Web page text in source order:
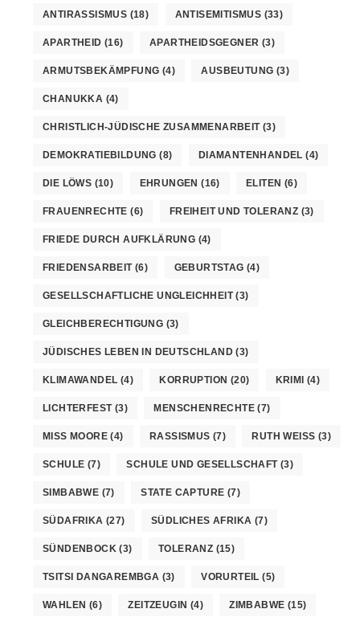
ANTIRASSISMUS (18) ANTISEMITISMUS (33)
APARTHEID (16) APARTHEIDSGEGNER (3)
ARMUTSBEKÄMPFUNG (4) AUSBEUTUNG (3)
CHANUKKA (4)
CHRISTLICH-JÜDISCHE ZUSAMMENARBEIT(3)
DEMOKRATIEBILDUNG (8) DIAMANTENHANDEL (4)
DIE LÖWS (10) EHRUNGEN (16) ELITEN (6)
FRAUENRECHTE (6) FREIHEIT UND TOLERANZ (3)
FRIEDE DURCH AUFKLÄRUNG (4)
FRIEDENSARBEIT(6) GEBURTSTAG (4)
GESELLSCHAFTLICHE UNGLEICHHEIT(3)
GLEICHBERECHTIGUNG (3)
JÜDISCHES LEBEN IN DEUTSCHLAND (3)
KLIMAWANDEL (4) KORRUPTION (20) KRIMI (4)
LICHTERFEST(3) MENSCHENRECHTE(7)
MISS MOORE (4) RASSISMUS (7) RUTH WEISS (3)
SCHULE (7) SCHULE UND GESELLSCHAFT(3)
SIMBABWE (7) STATE CAPTURE (7)
SÜDAFRIKA (27) SÜDLICHES AFRIKA (7)
SÜNDENBOCK (3) TOLERANZ (15)
TSITSI DANGAREMBGA (3) VORURTEIL (5)
WAHLEN (6) ZEITZEUGIN (4) ZIMBABWE (15)